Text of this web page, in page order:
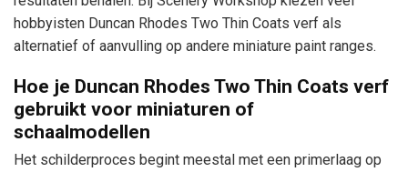
hobbyisten Duncan Rhodes Two Thin Coats verf als
alternatief of aanvulling op andere miniature paint ranges.
Hoe je Duncan Rhodes Two Thin Coats verf
gebruikt voor miniaturen of
schaalmodellen
Het schilderproces begint meestal met een primerlaag op